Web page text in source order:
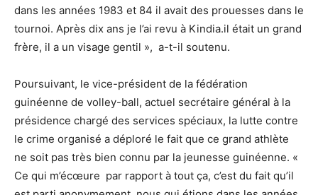
dans les années 1983 et 84 il avait des prouesses dans le
tournoi. Après dix ans je l’ai revu à Kindia.il était un grand
frère, il a un visage gentil », a-t-il soutenu.
Poursuivant, le vice-président de la fédération
guinéenne de volley-ball, actuel secrétaire général à la
présidence chargé des services spéciaux, la lutte contre
le crime organisé a déploré le fait que ce grand athlète
ne soit pas très bien connu par la jeunesse guinéenne. «
Ce qui m’écœure par rapport à tout ça, c’est du fait qu’il